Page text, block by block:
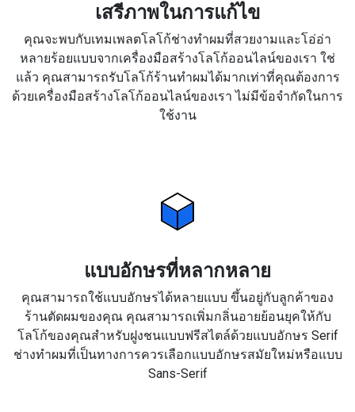
เสรีภาพในการแก้ไข
คุณจะพบกับเทมเพลตโลโก้ช่างทำผมที่สวยงามและโอ่อ่า
หลายร้อยแบบจากเครื่องมือสร้างโลโก้ออนไลน์ของเรา ใช่
แล้ว คุณสามารถรับโลโก้ร้านทำผมได้มากเท่าที่คุณต้องการ
ด้วยเครื่องมือสร้างโลโก้ออนไลน์ของเรา ไม่มีข้อจำกัดในการ
ใช้งาน
แบบอักษรที่หลากหลาย
คุณสามารถใช้แบบอักษรได้หลายแบบ ขึ้นอยู่กับลูกค้าของ
ร้านตัดผมของคุณ คุณสามารถเพิ่มกลิ่นอายย้อนยุคให้กับ
โลโก้ของคุณสำหรับฝูงชนแบบฟรีสไตล์ด้วยแบบอักษร Serif
ช่างทำผมที่เป็นทางการควรเลือกแบบอักษรสมัยใหม่หรือแบบ
Sans-Serif